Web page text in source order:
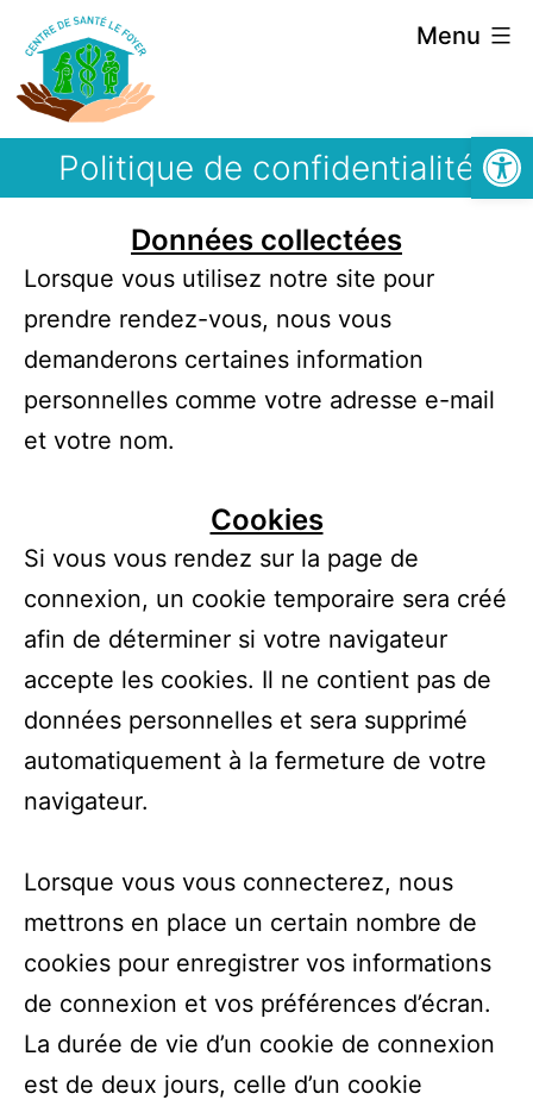
Ouvrir
Menu
Politique de confidentialité
Données collectées
Lorsque vous utilisez notre site pour
prendre rendez-vous, nous vous
demanderons certaines information
personnelles comme votre adresse e-mail
et votre nom.
Cookies
Si vous vous rendez sur la page de
connexion, un cookie temporaire sera créé
afin de déterminer si votre navigateur
accepte les cookies. Il ne contient pas de
données personnelles et sera supprimé
automatiquement à la fermeture de votre
navigateur.
Lorsque vous vous connecterez, nous
mettrons en place un certain nombre de
cookies pour enregistrer vos informations
de connexion et vos préférences d’écran.
La durée de vie d’un cookie de connexion
est de deux jours, celle d’un cookie